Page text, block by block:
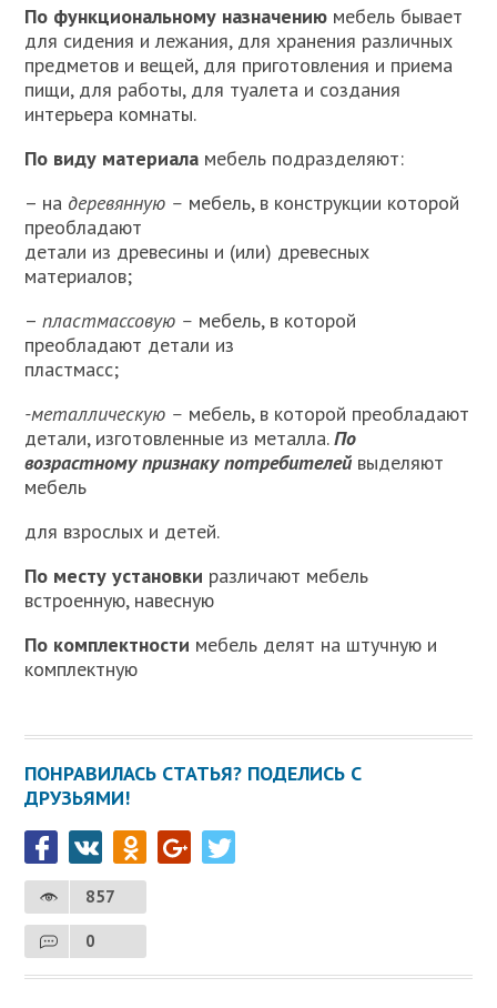
По функциональному назначению мебель бывает
для сиде­ния и лежания, для хранения различных
предметов и вещей, для приготовления и приема
пищи, для работы, для туалета и создания
интерьера комнаты.
По виду материала мебель подразделяют:
– на деревянную – мебель, в конструкции которой
преобладают
детали из древесины и (или) древесных
материалов;
–пластмассовую – мебель, в которой
преобладают детали из
пластмасс;
-металлическую – мебель, в которой преобладают
детали, из­готовленные из металла.По
возрастному признаку потребителей выделяют
мебель
для взрослых и детей.
По месту установки различают мебель
встроенную, навесную
По комплектности мебель делят на штучную и
комплектную
ПОНРАВИЛАСЬ СТАТЬЯ? ПОДЕЛИСЬ С
ДРУЗЬЯМИ!
857
0